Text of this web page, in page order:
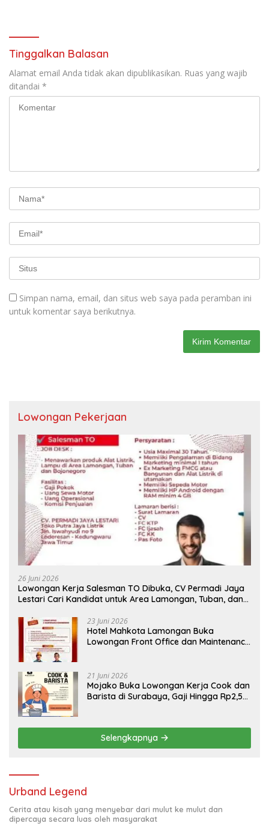
Tinggalkan Balasan
Alamat email Anda tidak akan dipublikasikan. Ruas yang wajib
ditandai *
Simpan nama, email, dan situs web saya pada peramban ini
untuk komentar saya berikutnya.
Lowongan Pekerjaan
26 Juni 2026
Lowongan Kerja Salesman TO Dibuka, CV Permadi Jaya
Lestari Cari Kandidat untuk Area Lamongan, Tuban, dan
23 Juni 2026
Hotel Mahkota Lamongan Buka
Lowongan Front Office dan Maintenance
21 Juni 2026
Mojako Buka Lowongan Kerja Cook dan
Barista di Surabaya, Gaji Hingga Rp2,5
Selengkapnya
Urband Legend
Cerita atau kisah yang menyebar dari mulut ke mulut dan
dipercaya secara luas oleh masyarakat